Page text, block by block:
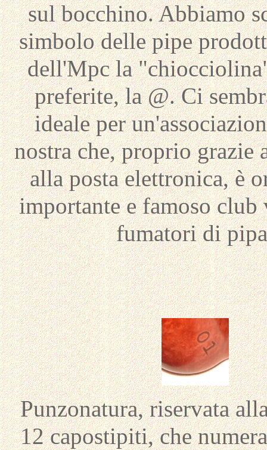
sul bocchino. Abbiamo
simbolo delle pipe
dell'Mpc la
preferite, la @. Ci
ideale per
nostra che, proprio grazie
alla posta elettronica, è
importante e famoso club
fumatori di
Punzonatura, riservata
12 capostipiti, che